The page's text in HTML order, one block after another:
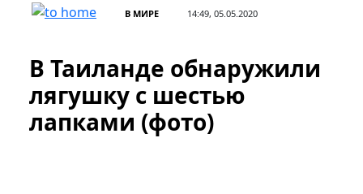
В МИРЕ 14:49, 05.05.2020
В Таиланде обнаружили
лягушку с шестью
лапками (фото)